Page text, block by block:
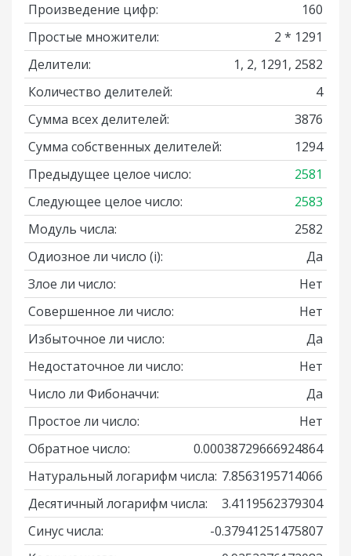
Произведение цифр:
160
Простые множители:
2 * 1291
Делители:
1, 2, 1291, 2582
Количество делителей:
4
Сумма всех делителей:
3876
Сумма собственных делителей:
1294
Предыдущее целое число:
2581
Следующее целое число:
2583
Модуль числа:
2582
Одиозное ли число (i):
Да
Злое ли число:
Нет
Совершенное ли число:
Нет
Избыточное ли число:
Да
Недостаточное ли число:
Нет
Число ли Фибоначчи:
Да
Простое ли число:
Нет
Обратное число:
0.00038729666924864
Натуральный логарифм числа: 7.8563195714066
Десятичный логарифм числа:
3.4119562379304
Синус числа:
-0.37941251475807